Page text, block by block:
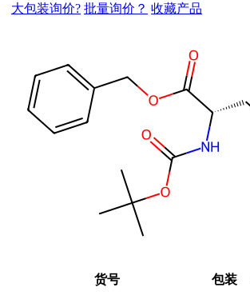
大包装询价? 批量询价？ 收藏产品
货号 包装